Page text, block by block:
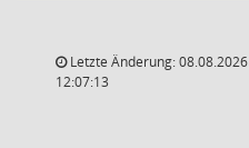
Letzte Änderung: 08.08.2026
12:07:13